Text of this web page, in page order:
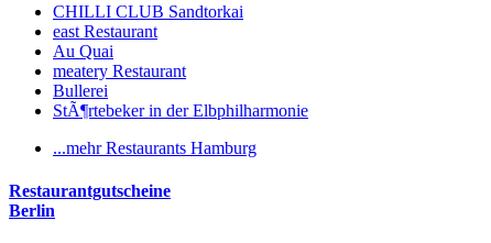
CHILLI CLUB Sandtorkai
east Restaurant
Au Quai
meatery Restaurant
Bullerei
StÃ¶rtebeker in der Elbphilharmonie
...mehr Restaurants Hamburg
Restaurantgutscheine
Berlin